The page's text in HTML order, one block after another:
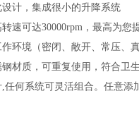
计，集成很小的升降系统
速可达30000rpm，最高为您
环境（密闭、敞开、常压、
材质，可重复使用，符合卫
任何系统可灵活组合。任意添